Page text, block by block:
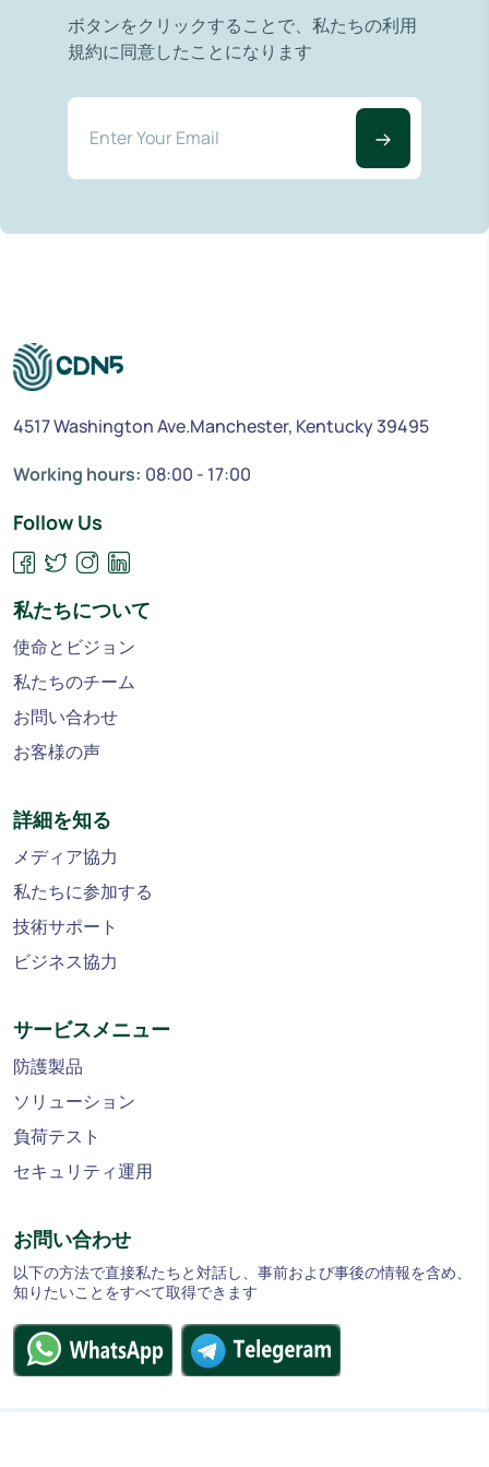
ボタンをクリックすることで、私たちの利用
規約に同意したことになります
4517 Washington Ave.Manchester, Kentucky 39495
Working hours: 08:00 - 17:00
Follow Us
私たちについて
使命とビジョン
私たちのチーム
お問い合わせ
お客様の声
詳細を知る
メディア協力
私たちに参加する
技術サポート
ビジネス協力
サービスメニュー
防護製品
ソリューション
負荷テスト
セキュリティ運用
お問い合わせ
以下の方法で直接私たちと対話し、事前および事後の情報を含め、
知りたいことをすべて取得できます